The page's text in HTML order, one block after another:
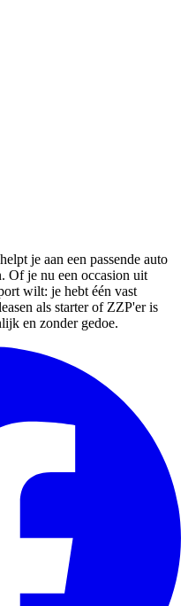
je aan een passende auto
Of je nu een occasion uit
wilt: je hebt één vast
als starter of ZZP'er is
en zonder gedoe.